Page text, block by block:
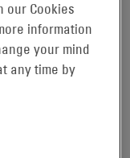
de los
de transporte.
se han
y durabilidad
transporte y
our Cookies
information
your mind
any time by